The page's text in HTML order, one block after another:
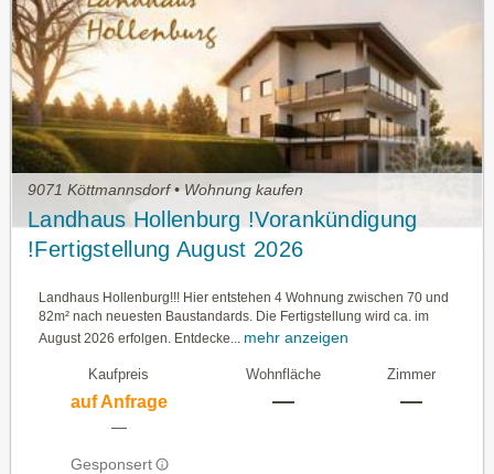
9071 Köttmannsdorf • Wohnung kaufen
Landhaus Hollenburg !Vorankündigung
!Fertigstellung August 2026
Landhaus Hollenburg!!! Hier entstehen 4 Wohnung zwischen 70 und
82m² nach neuesten Baustandards. Die Fertigstellung wird ca. im
August 2026 erfolgen. Entdecke...
mehr anzeigen
Kaufpreis
auf Anfrage
—
Gesponsert
Wohnfläche
—
Zimmer
—